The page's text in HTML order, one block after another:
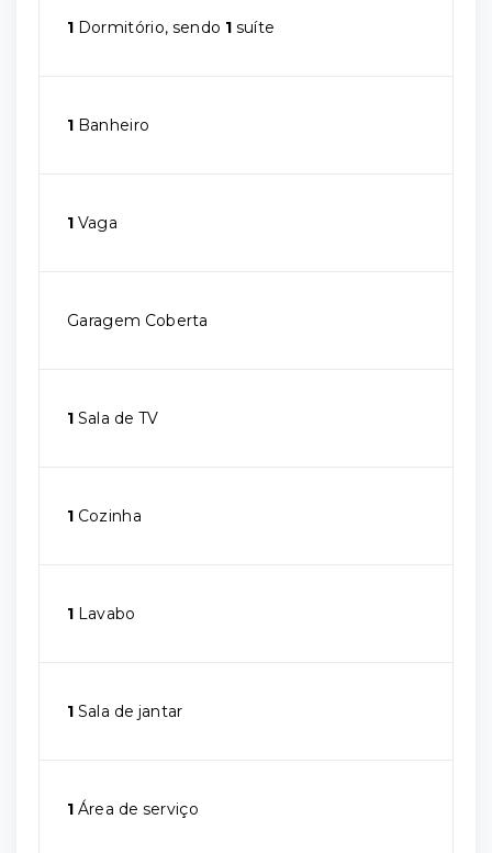
1 Dormitório, sendo 1 suíte
1 Banheiro
1 Vaga
Garagem Coberta
1 Sala de TV
1 Cozinha
1 Lavabo
1 Sala de jantar
1 Área de serviço